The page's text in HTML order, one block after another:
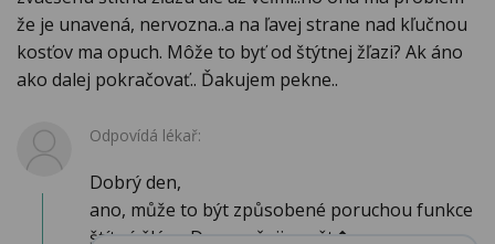
že je unavená, nervozna..a na ľavej strane nad kľučnou
kosťov ma opuch. Môže to byť od štýtnej žľazi? Ak áno
ako dalej pokračovať.. Ďakujem pekne..
Odpovídá lékař:
Dobrý den,
ano, může to být způsobené poruchou funkce
štítné žlázy. Doporučuji navšt�...